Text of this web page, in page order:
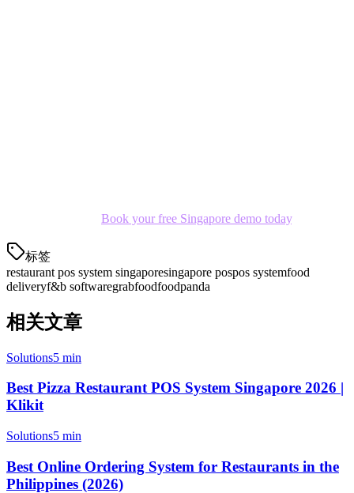
Book your free Singapore demo today.
标签
restaurant pos system singaporesingapore pospos systemfood
deliveryf&b softwaregrabfoodfoodpanda
相关文章
Solutions5 min
Best Pizza Restaurant POS System Singapore 2026 |
Klikit
Solutions5 min
Best Online Ordering System for Restaurants in the
Philippines (2026)